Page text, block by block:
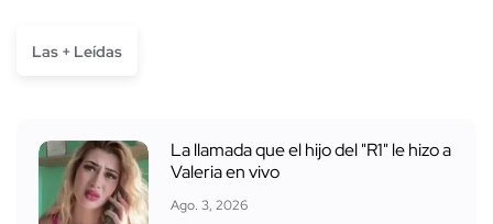
Las + Leídas
La llamada que el hijo del "R1" le hizo a
Valeria en vivo
Ago. 3, 2026